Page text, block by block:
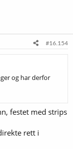
#16.154
og har derfor
festet med strips
rett i